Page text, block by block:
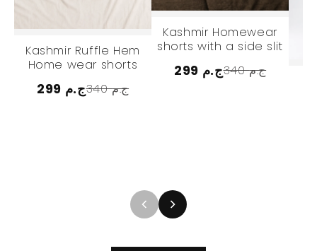
Kashmir Ruffle Hem
Home wear shorts
299 ج.م 340 ج.م
Kashmir Homewear
shorts with a side slit
299 ج.م 340 ج.م